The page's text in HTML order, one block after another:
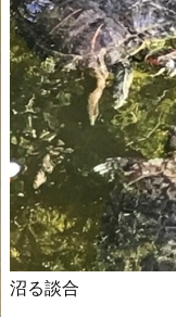
沼る談合